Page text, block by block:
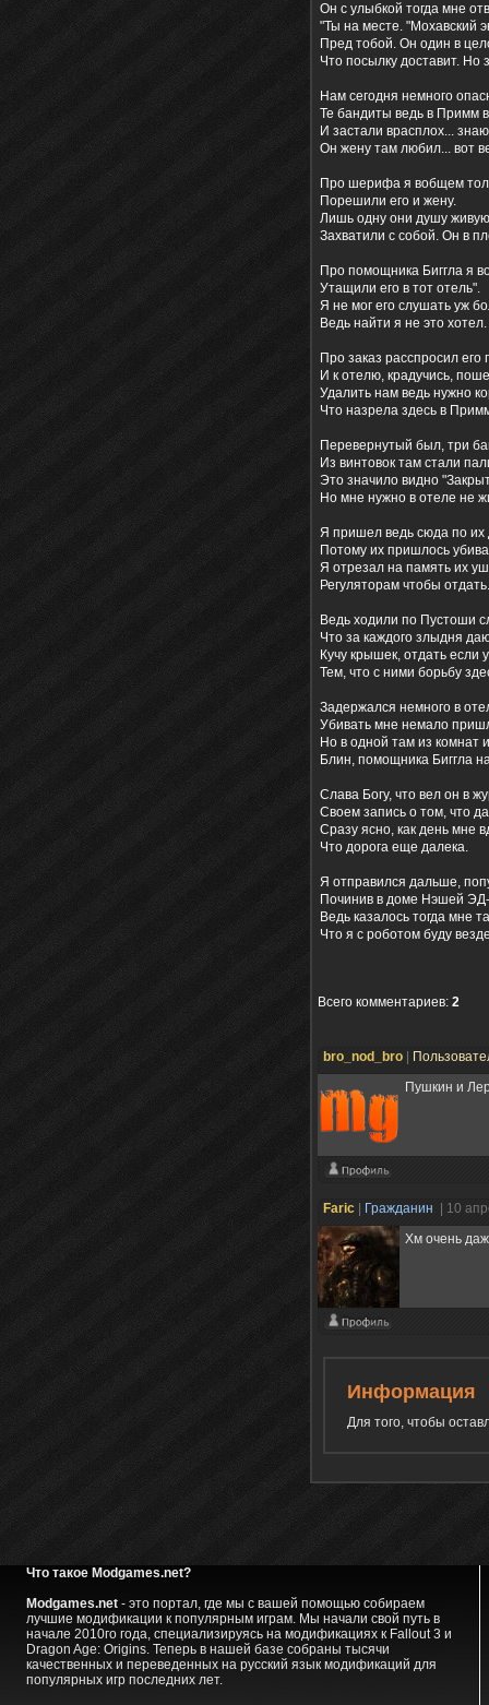
Он с улыбкой тогда мне
"Ты на месте. "Мохавский
Пред тобой. Он один в
Что посылку доставит. Но
Нам сегодня немного
Те бандиты ведь в Примм
И застали врасплох...
Он жену там любил... вот
Про шерифа я вобщем
Порешили его и жену.
Лишь одну они душу живую
Захватили с собой. Он в
Про помощника Биггла я
Утащили его в тот отель".
Я не мог его слушать уж
Ведь найти я не это хотел.
Про заказ расспросил его
И к отелю, крадучись,
Удалить нам ведь нужно
Что назрела здесь в
Перевернутый был, три
Из винтовок там стали
Это значило видно
Но мне нужно в отеле не
Я пришел ведь сюда по их
Потому их пришлось
Я отрезал на память их
Регуляторам чтобы отдать.
Ведь ходили по Пустоши
Что за каждого злыдня
Кучу крышек, отдать если
Тем, что с ними борьбу
Задержался немного в
Убивать мне немало
Но в одной там из комнат
Блин, помощника Биггла
Слава Богу, что вел он в
Своем запись о том, что да
Сразу ясно, как день мне
Что дорога еще далека.
Я отправился дальше,
Починив в доме Нэшей
Ведь казалось тогда мне
Что я с роботом буду
Всего комментариев: 2
bro_nod_bro
Пушкин и
Faric Гражданин
| 10
Хм очень
Информация
Для того, чтобы
Что такое Modgames.net?
Modgames.net- это портал, где мы с вашей помощью собираем
лучшие модификации к популярным играм. Мы начали свой путь в
начале 2010го года, специализируясь на модификациях к Fallout 3 и
Dragon Age: Origins. Теперь в нашей базе собраны тысячи
качественных и переведенных на русский язык модификаций для
популярных игр последних лет.